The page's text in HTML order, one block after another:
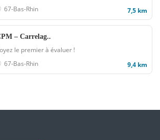
67-Bas-Rhin
7,5 km
– Carrelag..
le premier à évaluer !
67-Bas-Rhin
9,4 km